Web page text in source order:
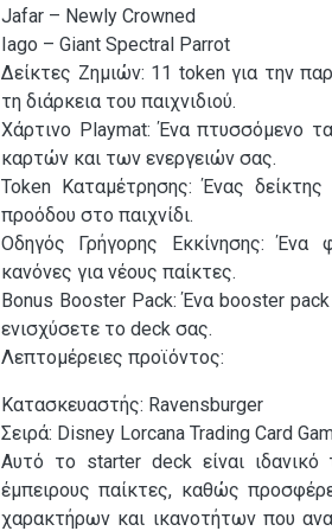
Jafar – Newly Crowned
Iago – Giant Spectral Parrot
Δείκτες Ζημιών: 11 token για την
τη διάρκεια του παιχνιδιού.
Χάρτινο Playmat: Ένα πτυσσόμενο
καρτών και των ενεργειών σας.
Token Καταμέτρησης: Ένας
προόδου στο παιχνίδι.
Οδηγός Γρήγορης Εκκίνησης: Ένα
κανόνες για νέους παίκτες.
Bonus Booster Pack: Ένα booster
ενισχύσετε το deck σας.
Λεπτομέρειες προϊόντος:
Κατασκευαστής: Ravensburger
Σειρά: Disney Lorcana Trading Card
Αυτό το starter deck είναι
έμπειρους παίκτες, καθώς
χαρακτήρων και ικανοτήτων που